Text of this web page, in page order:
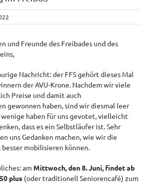
und Freunde des Freibades und des
Nachricht: der FFS gehört dieses Mal
der AVU-Krone. Nachdem wir viele
Preise und damit auch
gewonnen haben, sind wir diesmal leer
wenige haben für uns gevotet, vielleicht
dass es ein Selbstläufer ist. Sehr
uns Gedanken machen, wie wir die
besser mobilisieren können.
am Mittwoch, den 8. Juni, findet ab
plus (oder traditionell Seniorencafé) zum